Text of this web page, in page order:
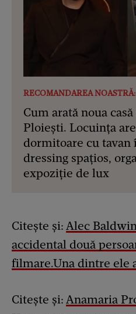
RECOMANDAREA NOASTRĂ:
Cum arată noua
Ploiești. Locuința
dormitoare cu tavan
dressing spațios,
expoziție de lux
Citește și: Alec Bal
accidental două
filmare.Una dintre ele
Citește și: Anamaria